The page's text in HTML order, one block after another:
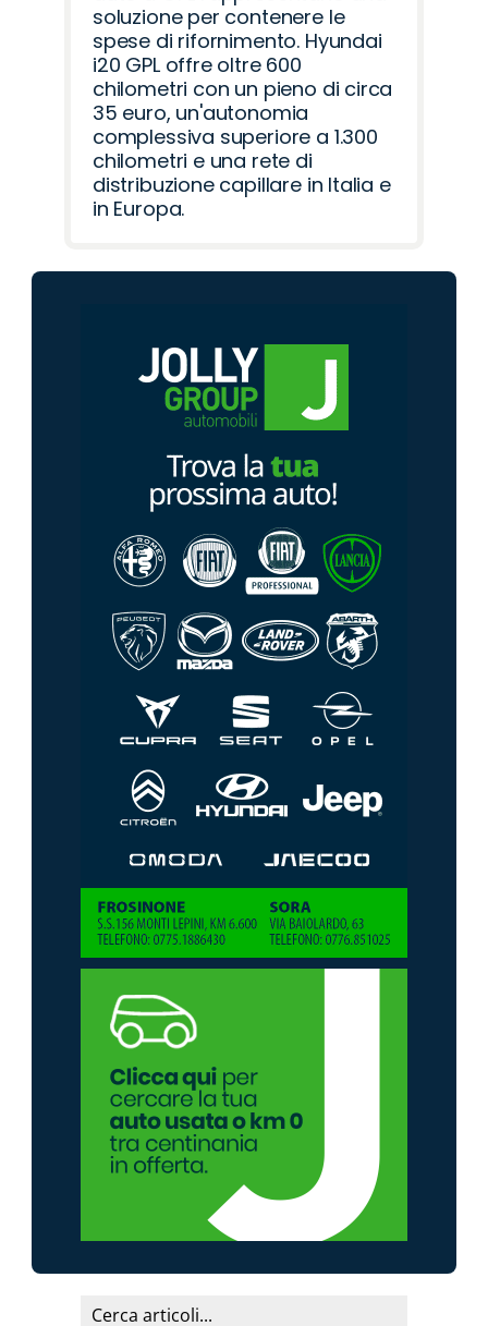
soluzione per contenere le
spese di rifornimento. Hyundai
i20 GPL offre oltre 600
chilometri con un pieno di circa
35 euro, un'autonomia
complessiva superiore a 1.300
chilometri e una rete di
distribuzione capillare in Italia e
in Europa.